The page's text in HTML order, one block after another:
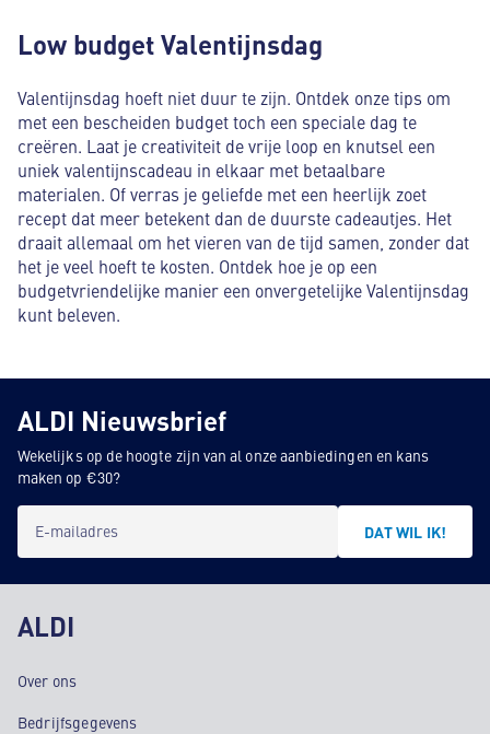
Low budget Valentijnsdag
Valentijnsdag hoeft niet duur te zijn. Ontdek onze tips om
met een bescheiden budget toch een speciale dag te
creëren. Laat je creativiteit de vrije loop en knutsel een
uniek valentijnscadeau in elkaar met betaalbare
materialen. Of verras je geliefde met een heerlijk zoet
recept dat meer betekent dan de duurste cadeautjes. Het
draait allemaal om het vieren van de tijd samen, zonder dat
het je veel hoeft te kosten. Ontdek hoe je op een
budgetvriendelijke manier een onvergetelijke Valentijnsdag
kunt beleven.
ALDI Nieuwsbrief
Wekelijks op de hoogte zijn van al onze aanbiedingen en kans
maken op €30?
E-mailadres DAT WIL IK!
ALDI
Over ons
Bedrijfsgegevens